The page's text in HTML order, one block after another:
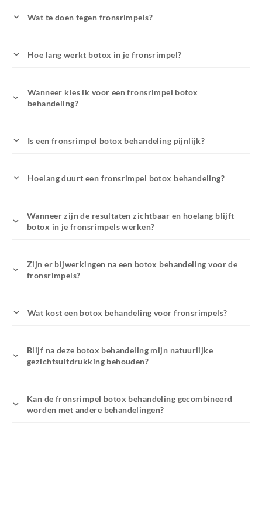
Wat te doen tegen fronsrimpels?
Hoe lang werkt botox in je fronsrimpel?
Wanneer kies ik voor een fronsrimpel botox
behandeling?
Is een fronsrimpel botox behandeling pijnlijk?
Hoelang duurt een fronsrimpel botox behandeling?
Wanneer zijn de resultaten zichtbaar en hoelang blijft
botox in je fronsrimpels werken?
Zijn er bijwerkingen na een botox behandeling voor de
fronsrimpels?
Wat kost een botox behandeling voor fronsrimpels?
Blijf na deze botox behandeling mijn natuurlijke
gezichtsuitdrukking behouden?
Kan de fronsrimpel botox behandeling gecombineerd
worden met andere behandelingen?